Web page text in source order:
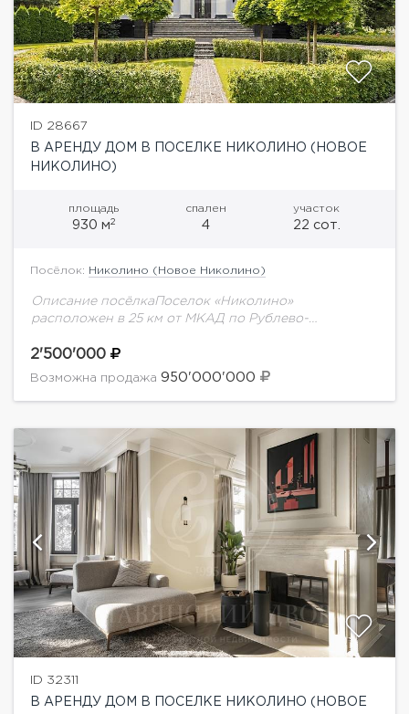
ID 28667
В АРЕНДУ ДОМ В ПОСЕЛКЕ НИКОЛИНО (НОВОЕ
НИКОЛИНО)
площадь
930 м2
спален
4
участок
22 сот.
Посёлок: Николино (Новое Николино)
Описание посёлкаПоселок «Николино»
расположен в 25 км от МКАД по Рублево-
составляет 150 гектаров, на которой находится 250
домовладений. Поселок находится в районе...
2'500'000
Возможна продажа 950'000'000
ID 32311
В АРЕНДУ ДОМ В ПОСЕЛКЕ НИКОЛИНО (НОВОЕ